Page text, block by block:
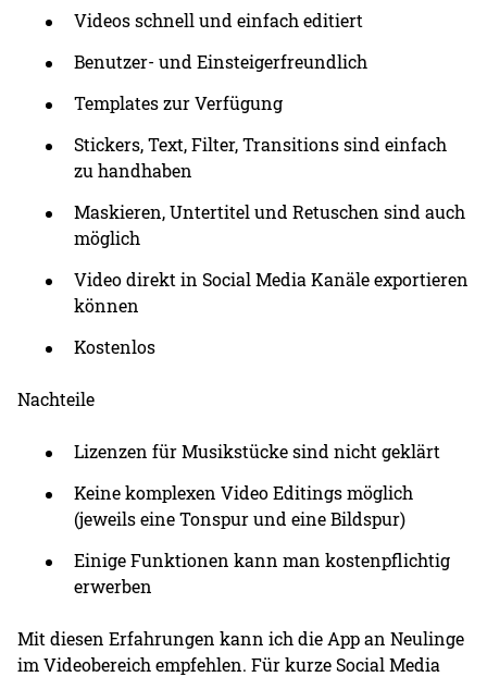
Videos schnell und einfach editiert
Benutzer- und Einsteigerfreundlich
Templates zur Verfügung
Stickers, Text, Filter, Transitions sind einfach
zu handhaben
Maskieren, Untertitel und Retuschen sind auch
möglich
Video direkt in Social Media Kanäle exportieren
können
Kostenlos
Nachteile
Lizenzen für Musikstücke sind nicht geklärt
Keine komplexen Video Editings möglich
(jeweils eine Tonspur und eine Bildspur)
Einige Funktionen kann man kostenpflichtig
erwerben
Mit diesen Erfahrungen kann ich die App an Neulinge
im Videobereich empfehlen. Für kurze Social Media